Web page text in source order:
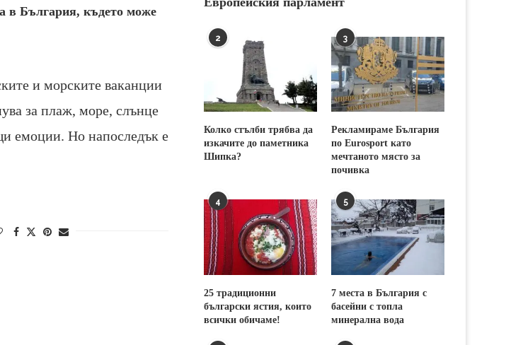
в България, където може
и морските ваканции
за плаж, море, слънце
емоции. Но напоследък е
2
Колко стълби трябва да
изкачите до паметника
Шипка?
3
Рекламираме България
по Eurosport като
мечтаното място за
почивка
4
25 традиционни
български ястия, които
всички обичаме!
5
7 места в България с
басейни с топла
минерална вода